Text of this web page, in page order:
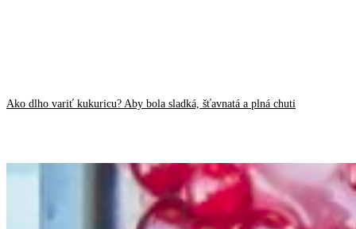
Ako dlho variť kukuricu? Aby bola sladká, šťavnatá a plná chuti